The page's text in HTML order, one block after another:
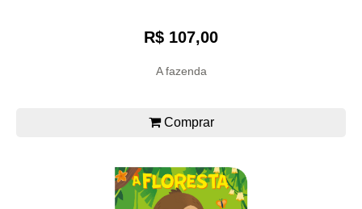
R$ 107,00
A fazenda
Comprar